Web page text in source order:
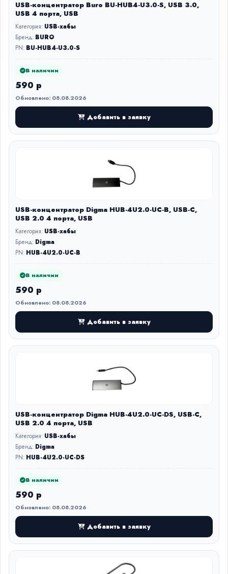
USB-концентратор Buro BU-HUB4-U3.0-S, USB 3.0,
USB 4 порта, USB
Категория: USB-хабы
Бренд: BURO
PN: BU-HUB4-U3.0-S
В наличии
590 р
Обновлено: 08.08.2026
Добавить в заявку
USB-концентратор Digma HUB-4U2.0-UC-B, USB-C,
USB 2.0 4 порта, USB
Категория: USB-хабы
Бренд: Digma
PN: HUB-4U2.0-UC-B
В наличии
590 р
Обновлено: 08.08.2026
Добавить в заявку
USB-концентратор Digma HUB-4U2.0-UC-DS, USB-C,
USB 2.0 4 порта, USB
Категория: USB-хабы
Бренд: Digma
PN: HUB-4U2.0-UC-DS
В наличии
590 р
Обновлено: 08.08.2026
Добавить в заявку